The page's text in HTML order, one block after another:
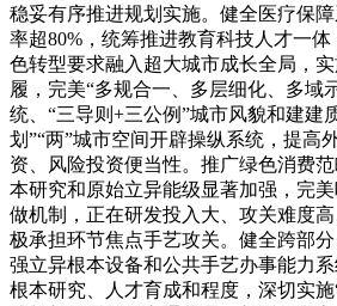
稳妥有序推进规划实施。健全医疗保
率超80%，统筹推进教育科技人才一
色转型要求融入超大城市成长全局，
履，完美“多规合一、多层细化、多域
统、“三导则+三公例”城市风貌和建建
划”“两”城市空间开辟操纵系统，提高
资、风险投资便当性。推广绿色消费
本研究和原始立异能级显著加强，完
做机制，正在研发投入大、攻关难度
极承担环节焦点手艺攻关。健全跨部
强立异根本设备和公共手艺办事能力
根本研究、人才育成和程度，深切实